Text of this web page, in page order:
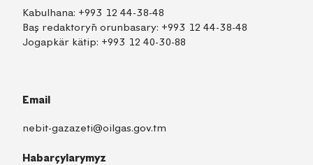
Kabulhana: +993 12 44-38-48
Baş redaktoryň orunbasary: +993 12 44-38-48
Jogapkär kätip: +993 12 40-30-88
Email
nebit-gazazeti@oilgas.gov.tm
Habarçylarymyz